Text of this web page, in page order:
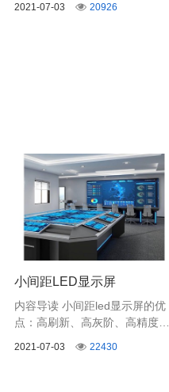
2021-07-03 20926
小间距LED显示屏
内容导读 小间距led显示屏的优
点：高刷新、高灰阶、高精度、
2021-07-03 22430